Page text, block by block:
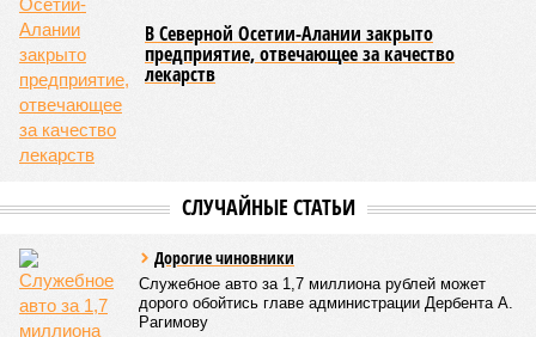
В Северной Осетии-Алании закрыто
предприятие, отвечающее за качество
лекарств
СЛУЧАЙНЫЕ СТАТЬИ
Дорогие чиновники
Служебное авто за 1,7 миллиона рублей может
дорого обойтись главе администрации Дербента А.
Рагимову